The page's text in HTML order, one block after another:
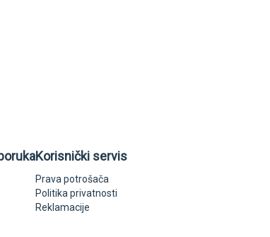
Korisnički servis
Prava potrošača
Politika privatnosti
Reklamacije